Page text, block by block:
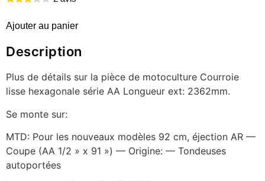
Ajouter au panier
Description
Plus de détails sur la pièce de motoculture Courroie
lisse hexagonale série AA Longueur ext: 2362mm.
Se monte sur:
MTD: Pour les nouveaux modèles 92 cm, éjection AR —
Coupe (AA 1/2 » x 91 ») — Origine: — Tondeuses
autoportées